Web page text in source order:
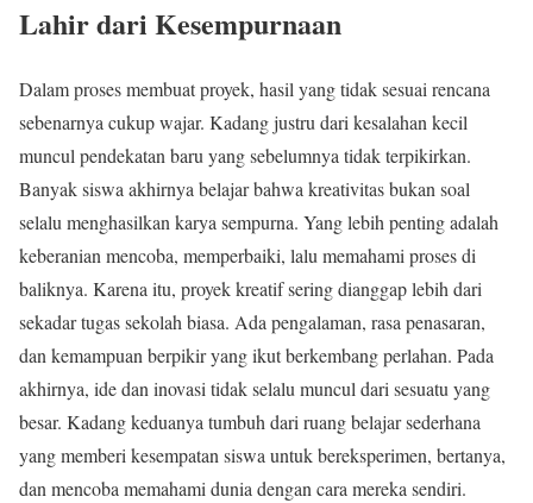
Lahir dari Kesempurnaan
Dalam proses membuat proyek, hasil yang tidak sesuai rencana
sebenarnya cukup wajar. Kadang justru dari kesalahan kecil
muncul pendekatan baru yang sebelumnya tidak terpikirkan.
Banyak siswa akhirnya belajar bahwa kreativitas bukan soal
selalu menghasilkan karya sempurna. Yang lebih penting adalah
keberanian mencoba, memperbaiki, lalu memahami proses di
baliknya. Karena itu, proyek kreatif sering dianggap lebih dari
sekadar tugas sekolah biasa. Ada pengalaman, rasa penasaran,
dan kemampuan berpikir yang ikut berkembang perlahan. Pada
akhirnya, ide dan inovasi tidak selalu muncul dari sesuatu yang
besar. Kadang keduanya tumbuh dari ruang belajar sederhana
yang memberi kesempatan siswa untuk bereksperimen, bertanya,
dan mencoba memahami dunia dengan cara mereka sendiri.